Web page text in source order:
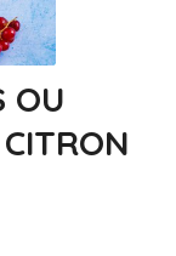
OU